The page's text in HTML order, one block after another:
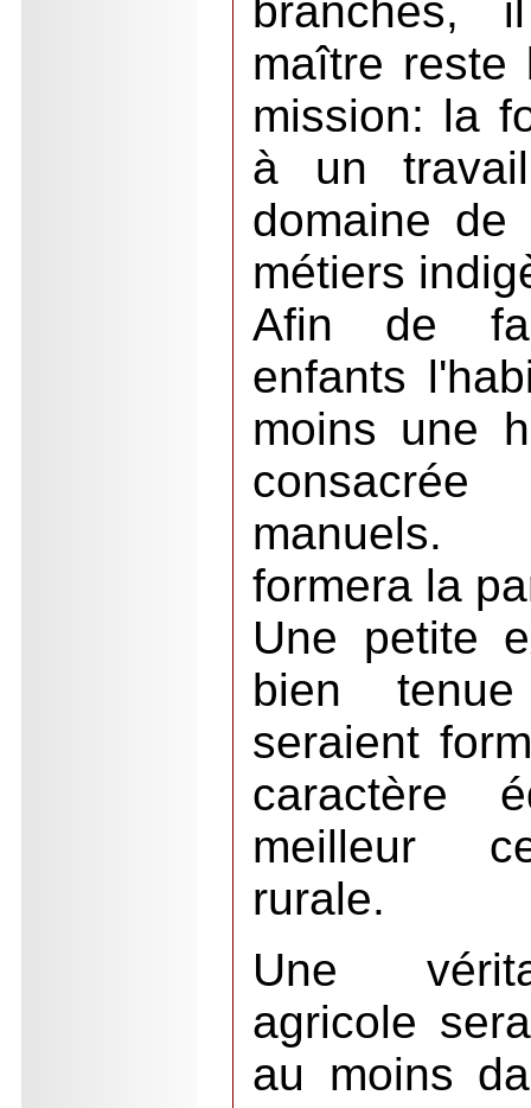
branches,
maître reste
mission: la
à un
domaine de
métiers
Afin de
enfants
moins une
manuels.
formera la
Une petite
bien
seraient
caractère
meilleur
rurale.
Une
agricole
au moins